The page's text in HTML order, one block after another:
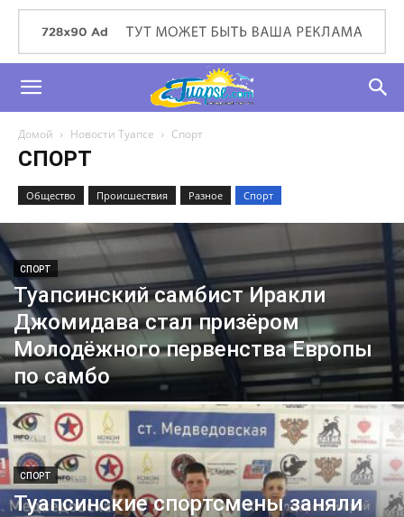
Домой Новости Туапсе Спорт
СПОРТ
Общество Происшествия Разное Спорт
СПОРТ
Туапсинский самбист Иракли
Джомидава стал призёром
Молодёжного первенства Европы
по самбо
СПОРТ
Туапсинские спортсмены заняли